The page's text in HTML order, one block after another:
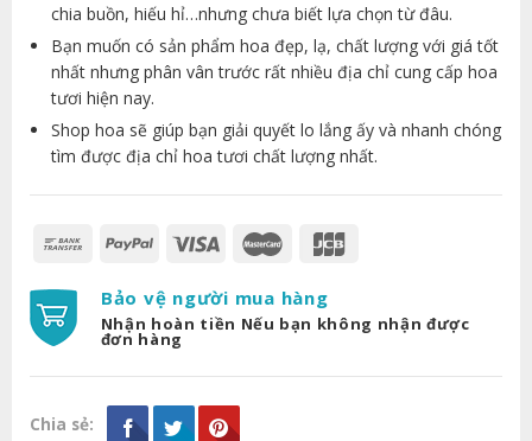
chia buồn, hiếu hỉ…nhưng chưa biết lựa chọn từ đâu.
Bạn muốn có sản phẩm hoa đẹp, lạ, chất lượng với giá tốt
nhất nhưng phân vân trước rất nhiều địa chỉ cung cấp hoa
tươi hiện nay.
Shop hoa sẽ giúp bạn giải quyết lo lắng ấy và nhanh chóng
tìm được địa chỉ hoa tươi chất lượng nhất.
Bảo vệ người mua hàng
Nhận hoàn tiền Nếu bạn không nhận được
đơn hàng
Chia sẻ: